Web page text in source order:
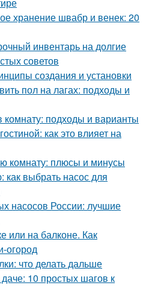
хранение швабр и венек: 20
инвентарь на долгие
советов
создания и установки
пол на лагах: подходы и
комнату: подходы и варианты
как это влияет на
комнату: плюсы и минусы
выбрать насос для
насосов России: лучшие
или на балконе. Как
огород
что делать дальше
10 простых шагов к